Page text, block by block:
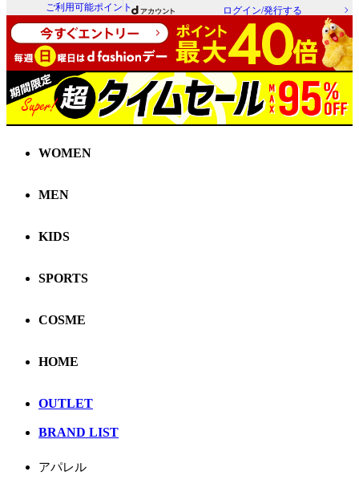
ご利用可能ポイント ログイン/発行する
WOMEN
MEN
KIDS
SPORTS
COSME
HOME
OUTLET
BRAND LIST
アパレル